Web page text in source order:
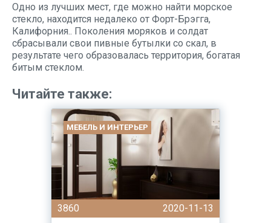
Одно из лучших мест, где можно найти морское
стекло, находится недалеко от Форт-Брэгга,
Калифорния.. Поколения моряков и солдат
сбрасывали свои пивные бутылки со скал, в
результате чего образовалась территория, богатая
битым стеклом.
Читайте также:
МЕБЕЛЬ И ИНТЕРЬЕР
3860
2020-11-13